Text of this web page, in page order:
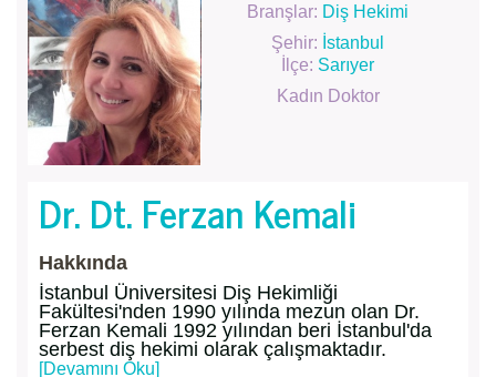
Branşlar: Diş Hekimi
Şehir: İstanbul
İlçe: Sarıyer
Kadın Doktor
Dr. Dt. Ferzan Kemali
Hakkında
İstanbul Üniversitesi Diş Hekimliği
Fakültesi'nden 1990 yılında mezun olan Dr.
Ferzan Kemali 1992 yılından beri İstanbul'da
serbest diş hekimi olarak çalışmaktadır.
[Devamını Oku]